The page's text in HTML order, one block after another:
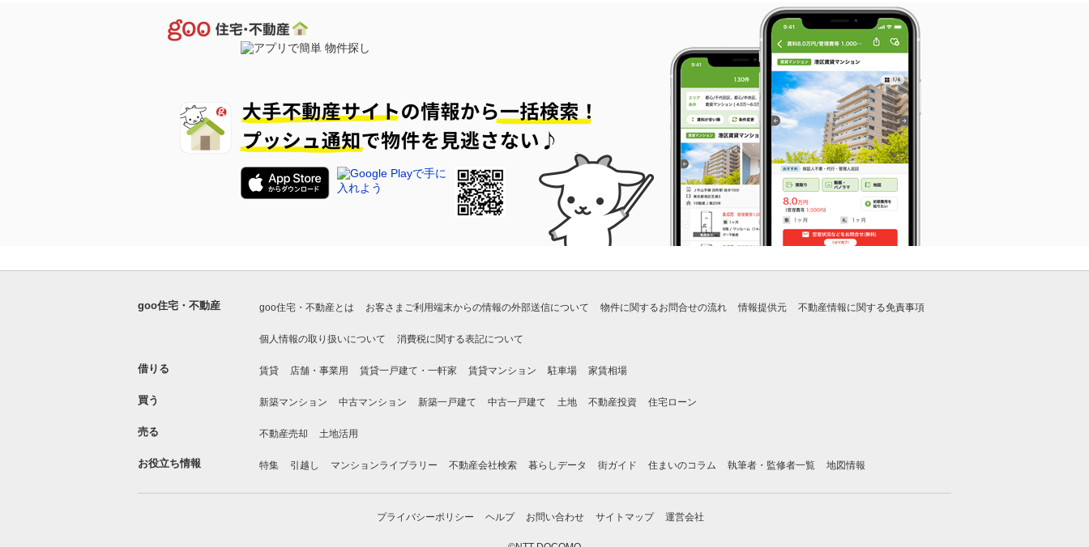
goo住宅・不動産 goo住宅・不動産とは お客さまご利用端末からの情報の外部送信について 物件に関するお問合せの流れ 情報提供元 不動産情報に関する免責事項
個人情報の取り扱いについて 消費税に関する表記について
借りる 賃貸 店舗・事業用 賃貸一戸建て・一軒家 賃貸マンション 駐車場 家賃相場
買う 新築マンション 中古マンション 新築一戸建て 中古一戸建て 土地 不動産投資 住宅ローン
売る 不動産売却 土地活用
お役立ち情報 特集 引越し マンションライブラリー 不動産会社検索 暮らしデータ 街ガイド 住まいのコラム 執筆者・監修者一覧 地図情報
プライバシーポリシー ヘルプ お問い合わせ サイトマップ 運営会社